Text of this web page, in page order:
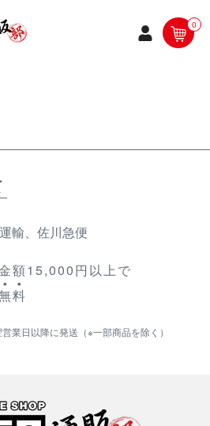
0
輸、佐川急便
額15,000円以上で
料
業日以降に発送（※一部商品を除く）